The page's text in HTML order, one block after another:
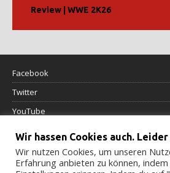
Review | WWE 2K26
Facebook
Twitter
YouTube
Datenschutzerklärung
Impressum
Wir hassen Cookies auch.
Wir nutzen Cookies, um unseren
Erfahrung anbieten zu können,